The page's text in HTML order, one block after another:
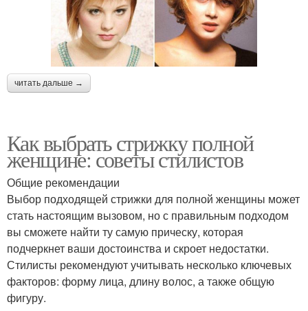
читать дальше →
Как выбрать стрижку полной
женщине: советы стилистов
Общие рекомендации
Выбор подходящей стрижки для полной женщины может
стать настоящим вызовом, но с правильным подходом
вы сможете найти ту самую прическу, которая
подчеркнет ваши достоинства и скроет недостатки.
Стилисты рекомендуют учитывать несколько ключевых
факторов: форму лица, длину волос, а также общую
фигуру.